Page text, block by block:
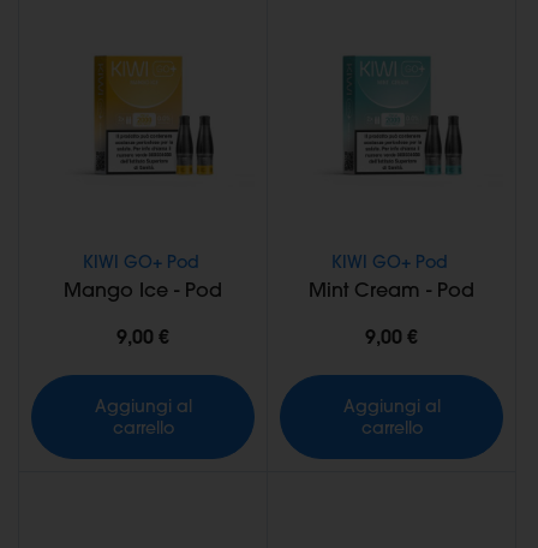
KIWI GO+ Pod
Mango Ice - Pod
9,00 €
Aggiungi al
carrello
KIWI GO+ Pod
Mint Cream - Pod
9,00 €
Aggiungi al
carrello